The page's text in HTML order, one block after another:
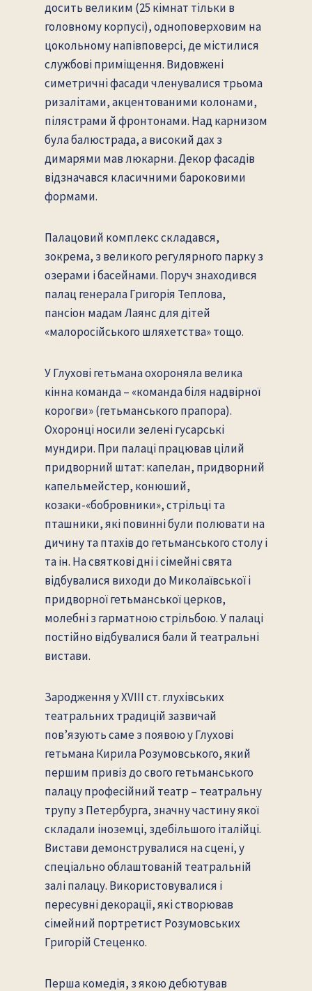
досить великим (25 кімнат тільки в
головному корпусі), одноповерховим на
цокольному напівповерсі, де містилися
службові приміщення. Видовжені
симетричні фасади членувалися трьома
ризалітами, акцентованими колонами,
пілястрами й фронтонами. Над карнизом
була балюстрада, а високий дах з
димарями мав люкарни. Декор фасадів
відзначався класичними бароковими
формами.
Палацовий комплекс складався,
зокрема, з великого регулярного парку з
озерами і басейнами. Поруч знаходився
палац генерала Григорія Теплова,
пансіон мадам Лаянс для дітей
«малоросійського шляхетства» тощо.
У Глухові гетьмана охороняла велика
кінна команда – «команда біля надвірної
корогви» (гетьманського прапора).
Охоронці носили зелені гусарські
мундири. При палаці працював цілий
придворний штат: капелан, придворний
капельмейстер, конюший,
козаки-«бобровники», стрільці та
пташники, які повинні були полювати на
дичину та птахів до гетьманського столу і
та ін. На святкові дні і сімейні свята
відбувалися виходи до Миколаївської і
придворної гетьманської церков,
молебні з гарматною стрільбою. У палаці
постійно відбувалися бали й театральні
вистави.
Зародження у ХVІІІ ст. глухівських
театральних традицій зазвичай
пов’язують саме з появою у Глухові
гетьмана Кирила Розумовського, який
першим привіз до свого гетьманського
палацу професійний театр – театральну
трупу з Петербурга, значну частину якої
складали іноземці, здебільшого італійці.
Вистави демонструвалися на сцені, у
спеціально облаштованій театральній
залі палацу. Використовувалися і
пересувні декорації, які створював
сімейний портретист Розумовських
Григорій Стеценко.
Перша комедія, з якою дебютував